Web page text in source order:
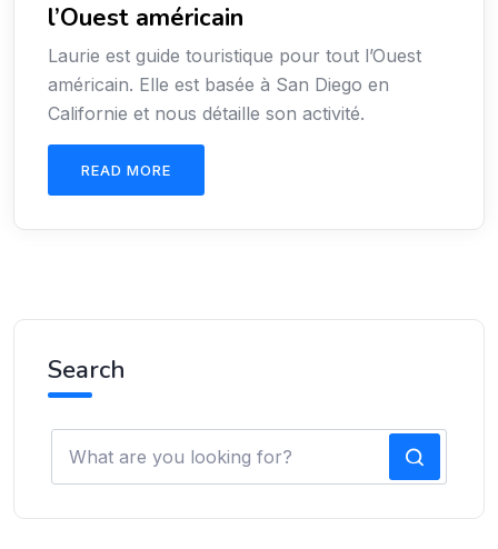
l’Ouest américain
Laurie est guide touristique pour tout l’Ouest
américain. Elle est basée à San Diego en
Californie et nous détaille son activité.
READ MORE
Search